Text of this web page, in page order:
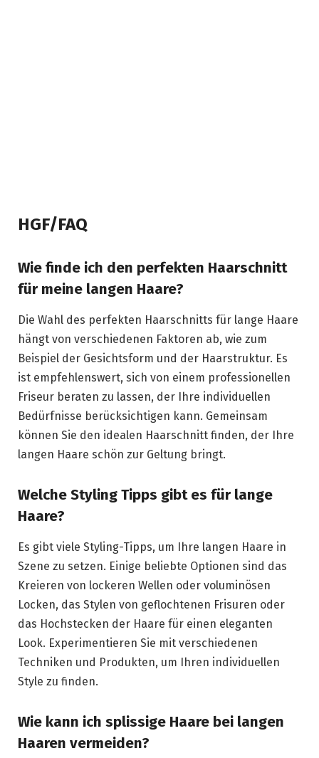
HGF/FAQ
Wie finde ich den perfekten Haarschnitt
für meine langen Haare?
Die Wahl des perfekten Haarschnitts für lange Haare
hängt von verschiedenen Faktoren ab, wie zum
Beispiel der Gesichtsform und der Haarstruktur. Es
ist empfehlenswert, sich von einem professionellen
Friseur beraten zu lassen, der Ihre individuellen
Bedürfnisse berücksichtigen kann. Gemeinsam
können Sie den idealen Haarschnitt finden, der Ihre
langen Haare schön zur Geltung bringt.
Welche Styling Tipps gibt es für lange
Haare?
Es gibt viele Styling-Tipps, um Ihre langen Haare in
Szene zu setzen. Einige beliebte Optionen sind das
Kreieren von lockeren Wellen oder voluminösen
Locken, das Stylen von geflochtenen Frisuren oder
das Hochstecken der Haare für einen eleganten
Look. Experimentieren Sie mit verschiedenen
Techniken und Produkten, um Ihren individuellen
Style zu finden.
Wie kann ich splissige Haare bei langen
Haaren vermeiden?